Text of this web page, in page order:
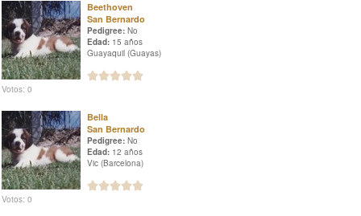
Beethoven
San Bernardo
Pedigree: No
Edad: 15 años
Guayaquil (Guayas)
Votos: 0
Bella
San Bernardo
Pedigree: No
Edad: 12 años
Vic (Barcelona)
Votos: 0